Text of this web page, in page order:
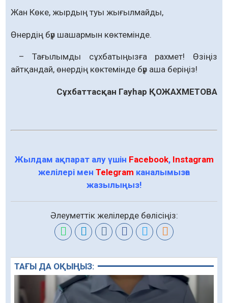
Жан Көке, жырдың туы жығылмайды,
Өнердің бүр шашармын көктемінде.
– Тағылымды сұхбатыңызға рахмет! Өзіңіз
айтқандай, өнердің көктемінде бүр аша беріңіз!
Сұхбаттасқан Гауһар ҚОЖАХМЕТОВА
Жылдам ақпарат алу үшін Facebook, Instagram
желілері мен Telegram каналымызға
жазылыңыз!
Әлеуметтік желілерде бөлісіңіз:
ТАҒЫ ДА ОҚЫҢЫЗ: